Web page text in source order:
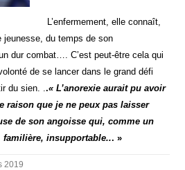
L’enfermement, elle connaît,
jeunesse, du temps de son
dur combat…. C’est peut-être cela qui
de se lancer dans le grand défi
du sien. ..« L’anorexie aurait pu avoir
raison que je ne peux pas laisser
de son angoisse qui, comme un
familière, insupportable... »
2019